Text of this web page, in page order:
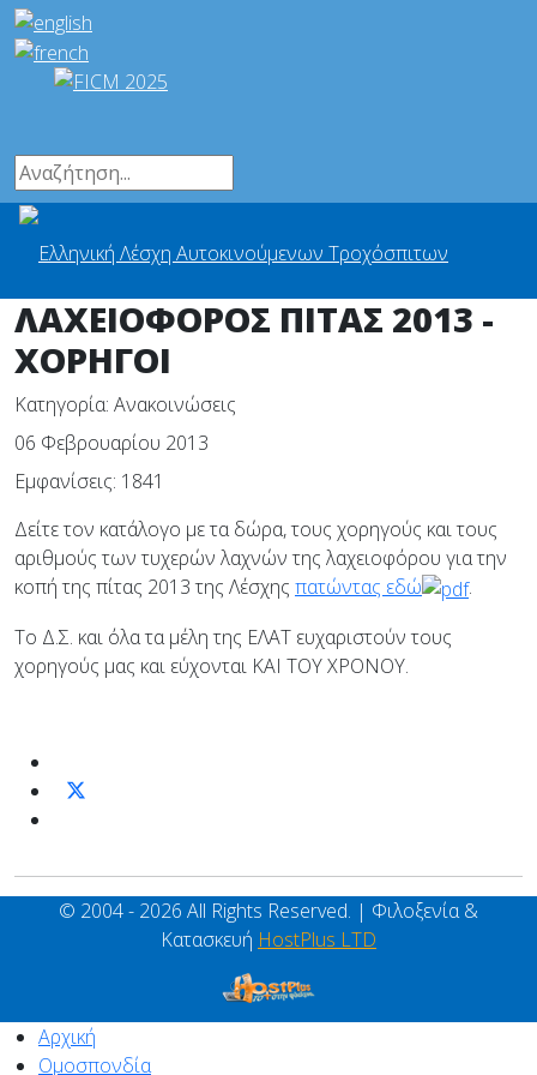
ΛΑΧΕΙΟΦΟΡΟΣ ΠΙΤΑΣ 2013 -
ΧΟΡΗΓΟΙ
Κατηγορία: Ανακοινώσεις
06 Φεβρουαρίου 2013
Εμφανίσεις: 1841
Δείτε τον κατάλογο με τα δώρα, τους χορηγούς και τους
αριθμούς των τυχερών λαχνών της λαχειοφόρου για την
κοπή της πίτας 2013 της Λέσχης πατώντας εδώ
.
Το Δ.Σ. και όλα τα μέλη της ΕΛΑΤ ευχαριστούν τους
χορηγούς μας και εύχονται ΚΑΙ ΤΟΥ ΧΡΟΝΟΥ.
© 2004 - 2026 All Rights Reserved. | Φιλοξενία &
Κατασκευή HostPlus LTD
Αρχική
Ομοσπονδία